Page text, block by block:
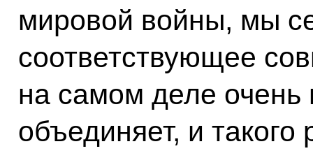
мировой войны, мы
соответствующее
на самом деле очень
объединяет, и такого